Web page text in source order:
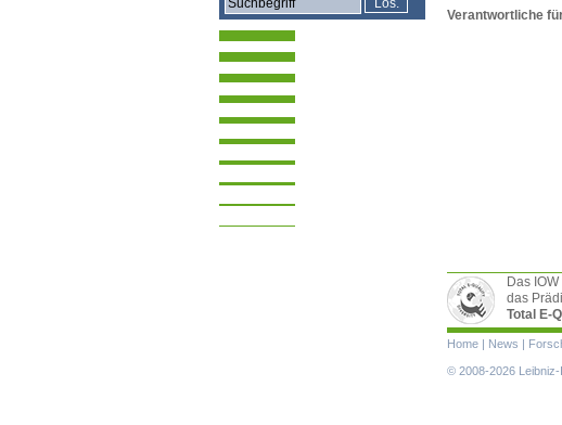
Verantwortliche
Das IOW
das
Total E-
Navigation
überspringen
Home | News |
© 2008-2026